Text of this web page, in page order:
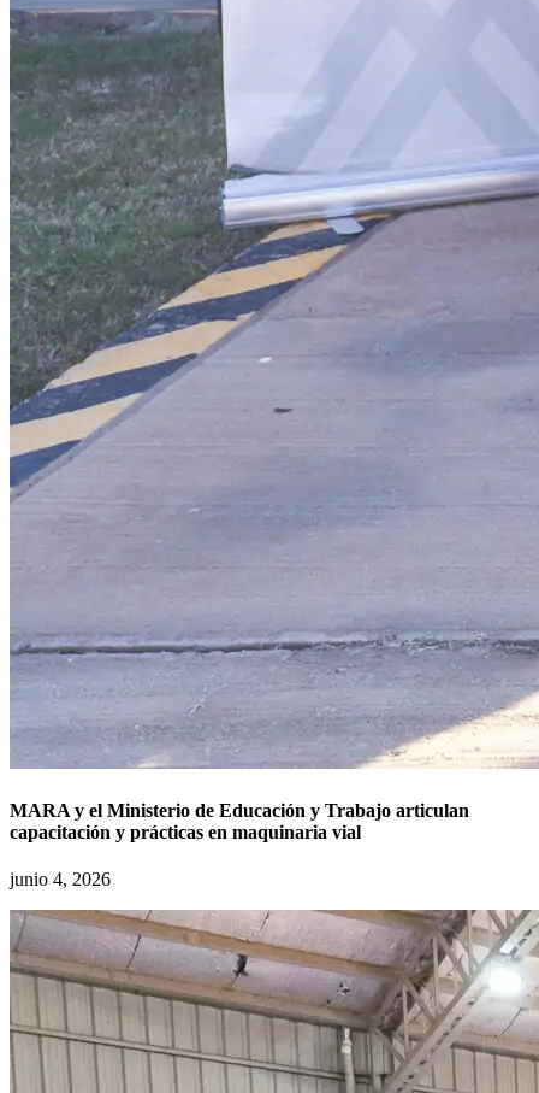
MARA y el Ministerio de Educación y Trabajo articulan
capacitación y prácticas en maquinaria vial
junio 4, 2026